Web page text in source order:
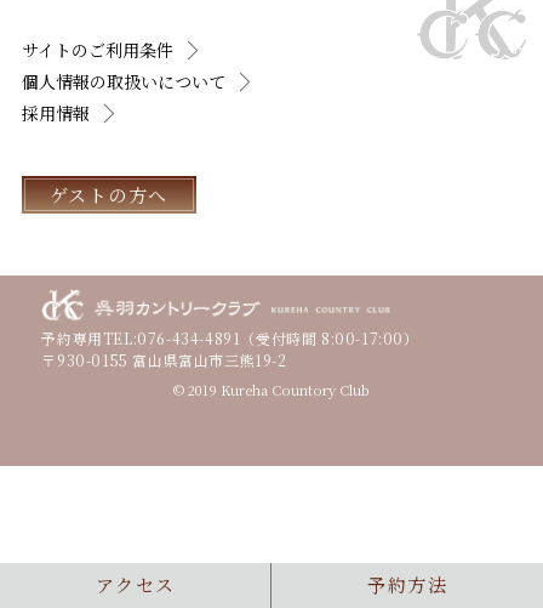
サイトのご利用条件
個人情報の取扱いについて
採用情報
ゲストの方へ
予約専用TEL:076-434-4891 （受付時間 8:00-17:00）
〒930-0155 富山県富山市三熊19-2
© 2019 Kureha Countory Club
アクセス 予約方法